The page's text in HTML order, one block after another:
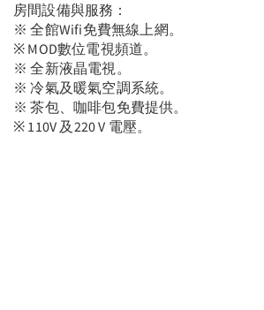
房間設備與服務：
※ 全館Wifi免費無線上網。
※ MOD數位電視頻道。
※ 全新液晶電視。
※ 冷氣及暖氣空調系統。
※ 茶包、咖啡包免費提供。
※ 110V 及220 V 電壓。